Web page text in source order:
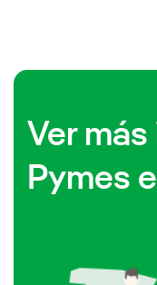
Ver
Pymes